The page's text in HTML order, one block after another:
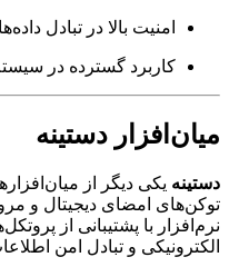
امنیت بالا در تبادل داده‌ها
کاربرد گسترده در
میان‌افزار دستینه
دستینه یکی دیگر از
توکن‌های امضای دیجیتال و
نرم‌افزار با پشتیبانی از
الکترونیکی و تبادل امن